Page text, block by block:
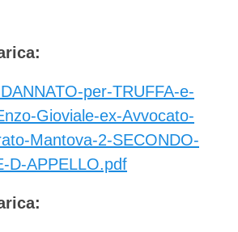
per-TRUFFA-e-
Gioviale-ex-Avvocato-
Mantova-2-SECONDO-
D-APPELLO.pdf